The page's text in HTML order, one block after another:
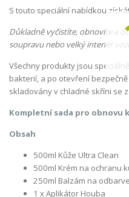
S touto speciální nabídkou
Důkladně vyčistíte, obnovíte a
soupravu nebo velký interiér
Všechny produkty jsou
bakterií, a po otevření
skladovány v chladné skříni se
Kompletní sada pro obnovu
Obsah
500ml Kůže Ultra Clean
500ml Krém na ochranu
250ml Balzám na
1 x Aplikátor Houba